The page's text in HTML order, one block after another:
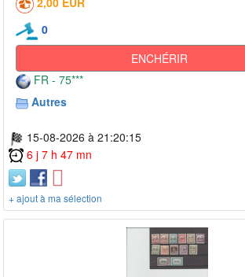
0
ENCHÉRIR
FR - 75***
Autres
15-08-2026 à 21:20:15
6 j 7 h 47 mn
+ ajout à ma sélection